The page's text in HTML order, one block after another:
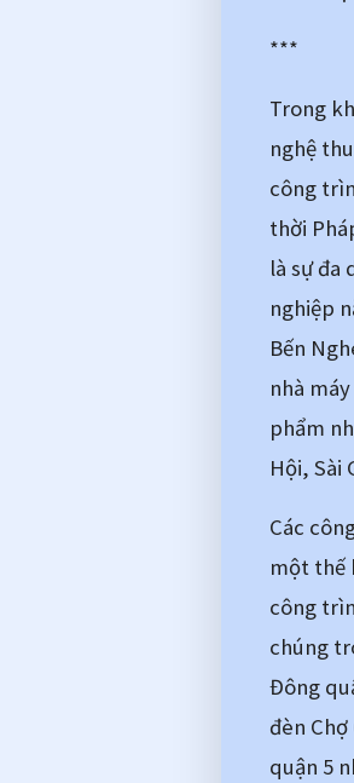
***
Trong
nghệ
công
thời
là sự đa
nghiệp
Bến
nhà
phẩm
Hội, Sài
Các
một thế
công
chúng
Đông
đèn
quận 5